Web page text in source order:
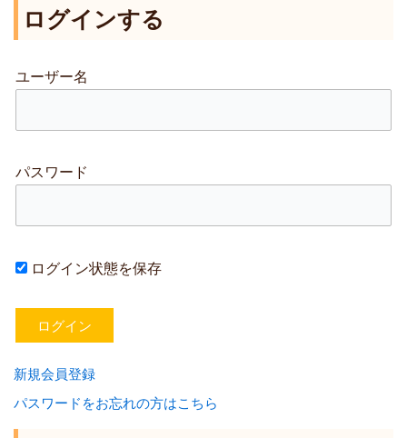
象
ログインする
ユーザー名
パスワード
ログイン状態を保存
新規会員登録
パスワードをお忘れの方はこちら